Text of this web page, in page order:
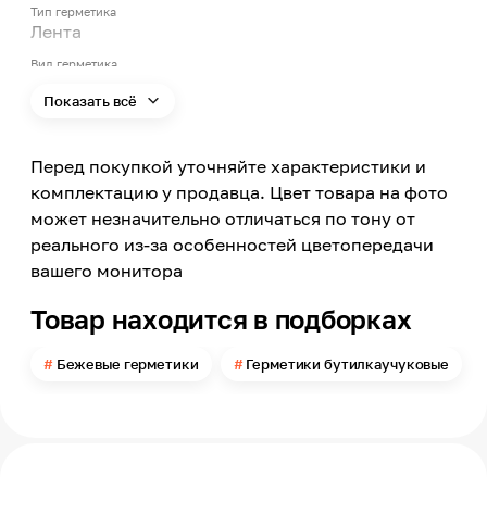
Тип герметика
Лента
Вид герметика
Минимальный срок службы
25
Россия
1.5
-60
Показать всё
Перед покупкой уточняйте характеристики и
комплектацию у продавца. Цвет товара на фото
может незначительно отличаться по тону от
реального из-за особенностей цветопередачи
вашего монитора
Товар находится в подборках
Бежевые герметики Герметики бутилкаучуковые